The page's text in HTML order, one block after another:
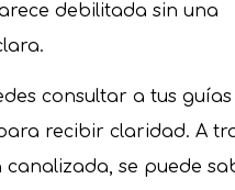
debilitada sin una
consultar a tus guías
recibir claridad. A
canalizada, se puede